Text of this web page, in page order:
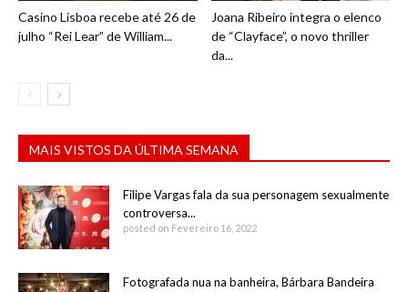
Casino Lisboa recebe até 26 de
julho “Rei Lear” de William...
Joana Ribeiro integra o elenco
de “Clayface”, o novo thriller
da...
MAIS VISTOS DA ÚLTIMA SEMANA
Filipe Vargas fala da sua personagem sexualmente
controversa...
posted on Fevereiro 16, 2022
Fotografada nua na banheira, Bárbara Bandeira